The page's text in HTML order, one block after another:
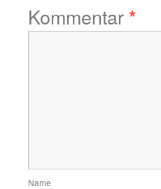
Kommentar*
Name